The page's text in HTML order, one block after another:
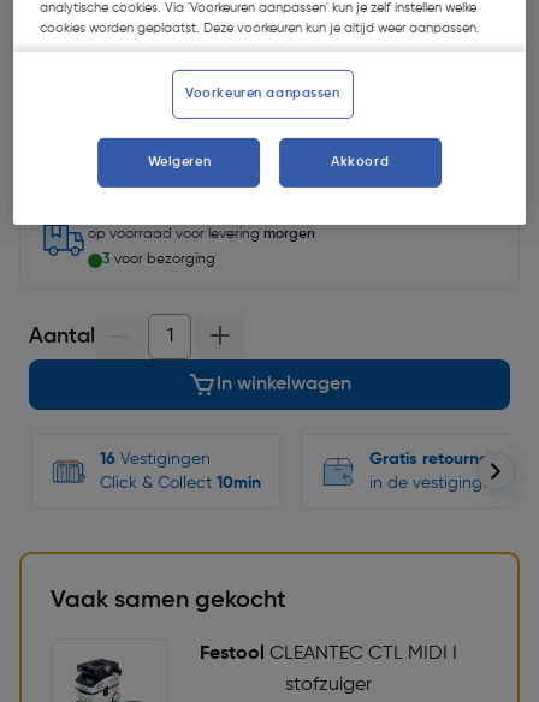
€ 579,00| Excl. btw € 478,51
Selecteer winkel - Bekijk voorraadniveaus en haal binnen 10
minuten op
Selecteer vestiging
op voorraad voor levering morgen
3 voor bezorging
Aantal
In winkelwagen
16 Vestigingen
Click & Collect 10min
Gratis retourneren
in de vestigingen
Vaak samen gekocht
Festool CLEANTEC CTL MIDI I
stofzuiger
analytische cookies. Via 'Voorkeuren aanpassen' kun je zelf instellen welke
cookies worden geplaatst. Deze voorkeuren kun je altijd weer aanpassen.
Voorkeuren aanpassen
Weigeren Akkoord